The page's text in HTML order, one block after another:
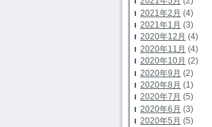
2021年2月 (4)
2021年1月 (3)
2020年12月 (4)
2020年11月 (4)
2020年10月 (2)
2020年9月 (2)
2020年8月 (1)
2020年7月 (5)
2020年6月 (3)
2020年5月 (5)